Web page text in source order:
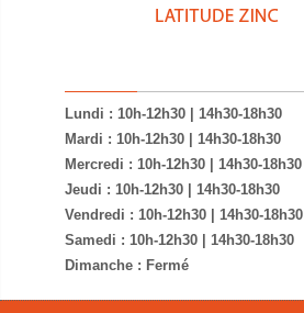
Lundi : 10h-12h30 | 14h30-18h30
Mardi : 10h-12h30 | 14h30-18h30
Mercredi : 10h-12h30 | 14h30-18h30
Jeudi : 10h-12h30 | 14h30-18h30
Vendredi : 10h-12h30 | 14h30-18h30
Samedi : 10h-12h30 | 14h30-18h30
Dimanche : Fermé